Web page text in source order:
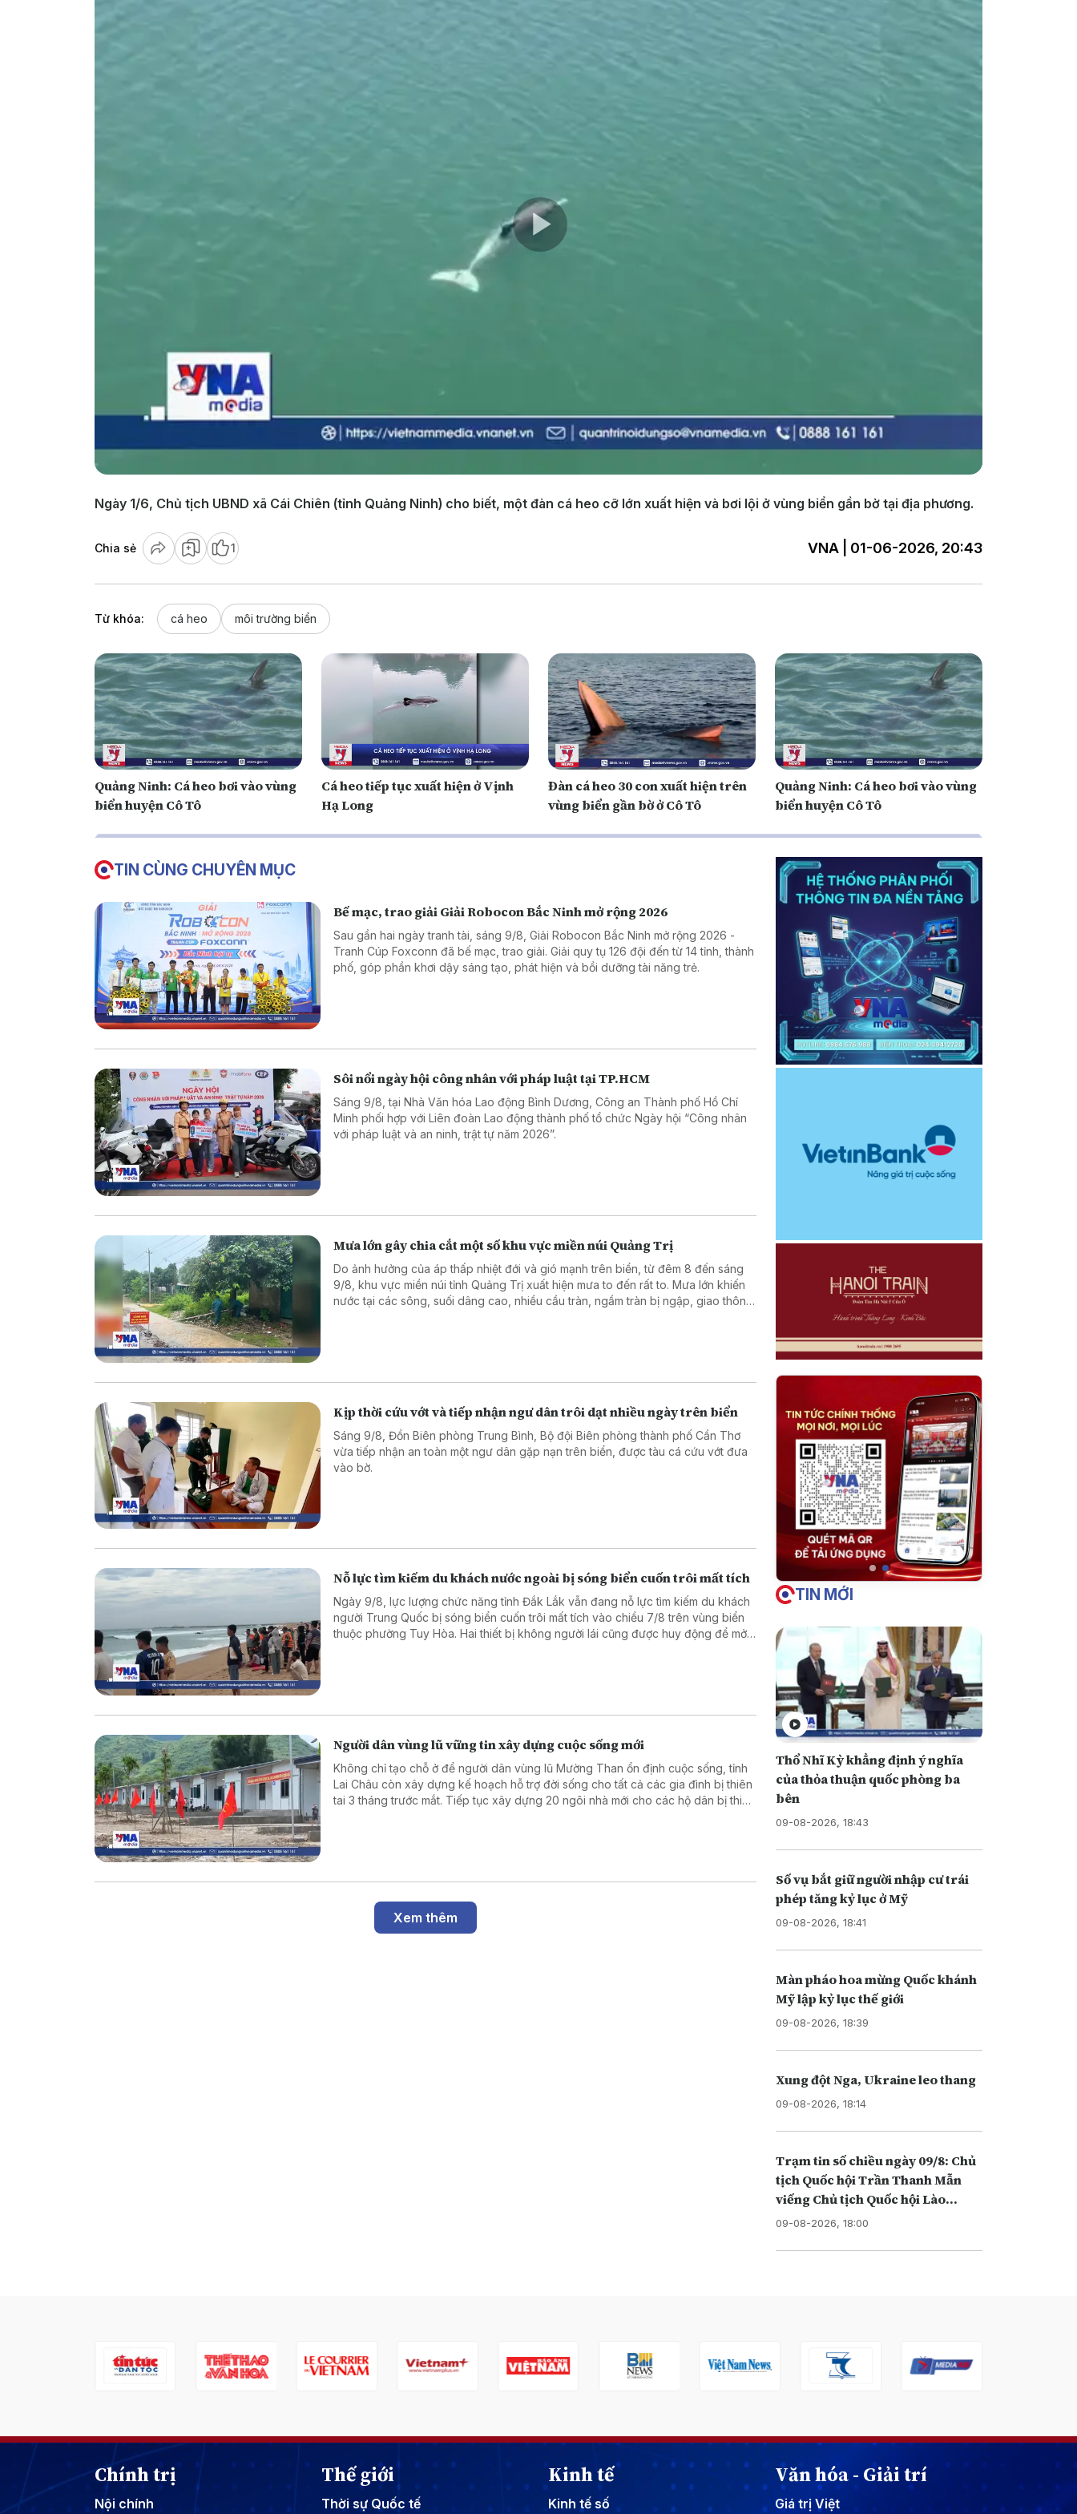
Play
Ngày 1/6, Chủ tịch UBND xã Cái Chiên (tỉnh Quảng Ninh) cho biết, một đàn cá heo cỡ lớn xuất hiện và bơi lội ở vùng biển gần bờ tại địa phương.
Chia sẻ 1 VNA | 01-06-2026, 20:43
Từ khóa: cá heo môi trường biển
Quảng Ninh: Cá heo bơi vào vùng
biển huyện Cô Tô
Cá heo tiếp tục xuất hiện ở Vịnh
Hạ Long
Đàn cá heo 30 con xuất hiện trên
vùng biển gần bờ ở Cô Tô
Quảng Ninh: Cá heo bơi vào vùng
biển huyện Cô Tô
TIN CÙNG CHUYÊN MỤC
Bế mạc, trao giải Giải Robocon Bắc Ninh mở rộng 2026
Sau gần hai ngày tranh tài, sáng 9/8, Giải Robocon Bắc Ninh mở rộng 2026 -
Tranh Cúp Foxconn đã bế mạc, trao giải. Giải quy tụ 126 đội đến từ 14 tỉnh, thành
phố, góp phần khơi dậy sáng tạo, phát hiện và bồi dưỡng tài năng trẻ.
Sôi nổi ngày hội công nhân với pháp luật tại TP.HCM
Sáng 9/8, tại Nhà Văn hóa Lao động Bình Dương, Công an Thành phố Hồ Chí
Minh phối hợp với Liên đoàn Lao động thành phố tổ chức Ngày hội “Công nhân
với pháp luật và an ninh, trật tự năm 2026”.
Mưa lớn gây chia cắt một số khu vực miền núi Quảng Trị
Do ảnh hưởng của áp thấp nhiệt đới và gió mạnh trên biển, từ đêm 8 đến sáng
9/8, khu vực miền núi tỉnh Quảng Trị xuất hiện mưa to đến rất to. Mưa lớn khiến
nước tại các sông, suối dâng cao, nhiều cầu tràn, ngầm tràn bị ngập, giao thông
Kịp thời cứu vớt và tiếp nhận ngư dân trôi dạt nhiều ngày trên biển
Sáng 9/8, Đồn Biên phòng Trung Bình, Bộ đội Biên phòng thành phố Cần Thơ
vừa tiếp nhận an toàn một ngư dân gặp nạn trên biển, được tàu cá cứu vớt đưa
vào bờ.
Nỗ lực tìm kiếm du khách nước ngoài bị sóng biển cuốn trôi mất tích
Ngày 9/8, lực lượng chức năng tỉnh Đắk Lắk vẫn đang nỗ lực tìm kiếm du khách
người Trung Quốc bị sóng biển cuốn trôi mất tích vào chiều 7/8 trên vùng biển
thuộc phường Tuy Hòa. Hai thiết bị không người lái cũng được huy động để mở
Người dân vùng lũ vững tin xây dựng cuộc sống mới
Không chỉ tạo chỗ ở để người dân vùng lũ Mường Than ổn định cuộc sống, tỉnh
Lai Châu còn xây dựng kế hoạch hỗ trợ đời sống cho tất cả các gia đình bị thiên
tai 3 tháng trước mắt. Tiếp tục xây dựng 20 ngôi nhà mới cho các hộ dân bị thiệt
Xem thêm
TIN MỚI
Thổ Nhĩ Kỳ khẳng định ý nghĩa
của thỏa thuận quốc phòng ba
bên
09-08-2026, 18:43
Số vụ bắt giữ người nhập cư trái
phép tăng kỷ lục ở Mỹ
09-08-2026, 18:41
Màn pháo hoa mừng Quốc khánh
Mỹ lập kỷ lục thế giới
09-08-2026, 18:39
Xung đột Nga, Ukraine leo thang
09-08-2026, 18:14
Trạm tin số chiều ngày 09/8: Chủ
tịch Quốc hội Trần Thanh Mẫn
viếng Chủ tịch Quốc hội Lào
Xaysomphone Phomvihane
09-08-2026, 18:00
Chính trị
Nội chính
Thế giới
Thời sự Quốc tế
Kinh tế
Kinh tế số
Văn hóa - Giải trí
Giá trị Việt